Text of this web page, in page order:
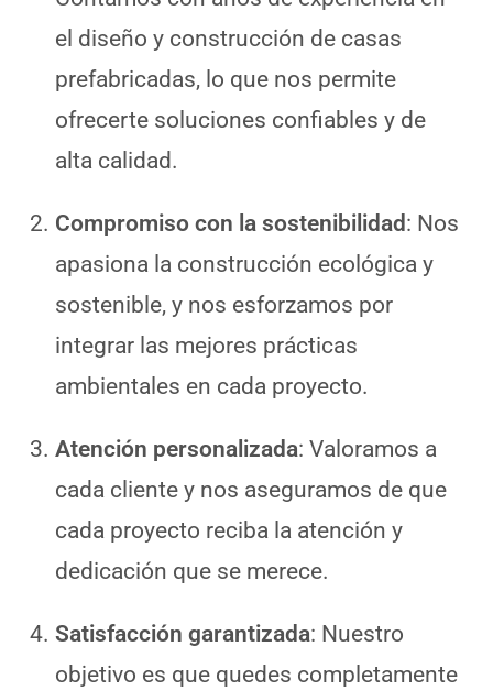
el diseño y construcción de casas
prefabricadas, lo que nos permite
ofrecerte soluciones confiables y de
alta calidad.
Compromiso con la sostenibilidad : Nos
apasiona la construcción ecológica y
sostenible, y nos esforzamos por
integrar las mejores prácticas
ambientales en cada proyecto.
Atención personalizada: Valoramos a
cada cliente y nos aseguramos de que
cada proyecto reciba la atención y
dedicación que se merece.
Satisfacción garantizada: Nuestro
objetivo es que quedes completamente